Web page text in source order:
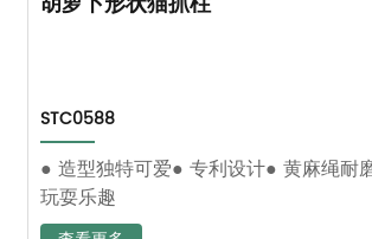
STC0588
● 造型独特可爱● 专利设计● 黄麻绳耐
玩耍乐趣